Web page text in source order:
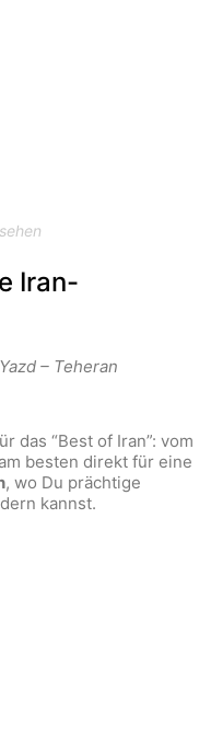
Iran-
– Teheran
das “Best of Iran”: vom
besten direkt für eine
, wo Du prächtige
kannst.